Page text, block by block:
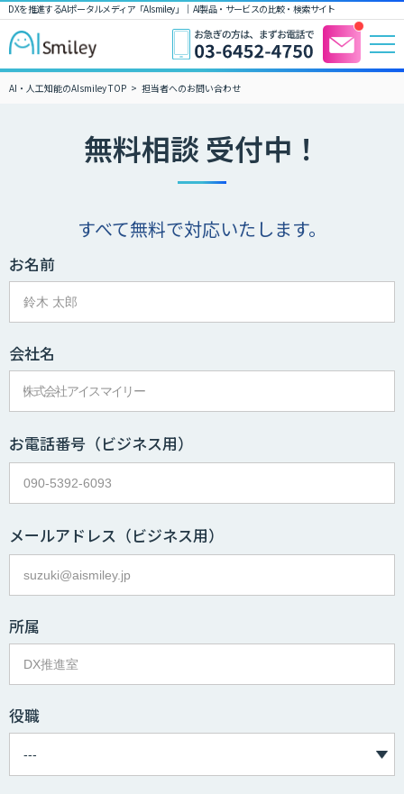
DXを推進するAIポータルメディア「AIsmiley」｜ AI製品・サービスの比較・検索サイト
AI・人工知能のAIsmiley TOP 担当者へのお問い合わせ
無料相談 受付中！
すべて無料で対応いたします。
お名前
会社名
お電話番号 （ビジネス用）
メールアドレス （ビジネス用）
所属
役職